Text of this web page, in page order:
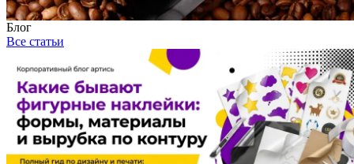
Блог
Все статьи